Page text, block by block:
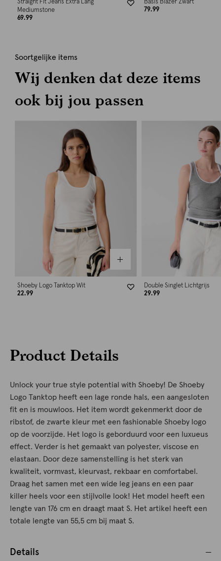
Straight Fit Jeans Extra Lang
Mediumstone
69.99
Basis Blazer Zwart
79.99
Soortgelijke items
Wij denken dat deze items
ook bij jou passen
Shoeby Logo Tanktop Wit
22.99
Double Singlet Lichtgrijs
29.99
Product Details
Unlock your true style potential with Shoeby! De Shoeby
Logo Tanktop heeft een lage ronde hals, een aangesloten
fit en is mouwloos. Het item wordt gekenmerkt door de
ribstof, de zwarte kleur met een fashionable Shoeby logo
op de voorzijde. Het logo is geborduurd voor een luxueus
effect. Verder is het gemaakt van polyester, viscose en
elastaan. Door deze samenstelling is het sterk van
kwaliteit, vormvast, kleurvast, rekbaar en comfortabel.
Draag het samen met een wide leg jeans en een paar
killer heels voor een stijlvolle look! Het model heeft een
lengte van 176 cm en draagt maat S. Het artikel heeft een
totale lengte van 55,5 cm bij maat S.
Details